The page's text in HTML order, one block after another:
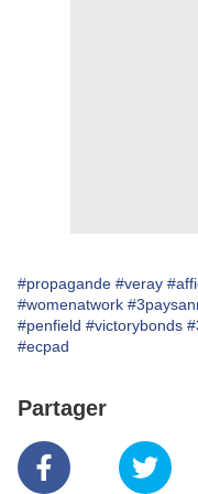
#propagande #veray
#womenatwork
#penfield #victorybonds
#ecpad
Partager